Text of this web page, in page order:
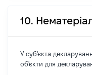
10.
У суб'єкта
об'єкти для